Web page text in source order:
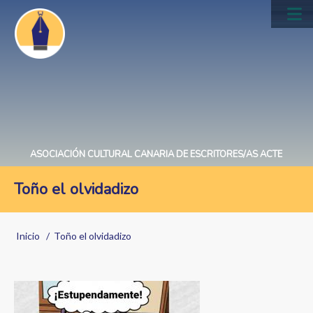
Pasar
contenido
principal
ASOCIACIÓN CULTURAL CANARIA DE ESCRITORES/AS ACTE
Toño el olvidadizo
Sobrescribir
de
ayuda
Inicio Toño el olvidadizo
Image